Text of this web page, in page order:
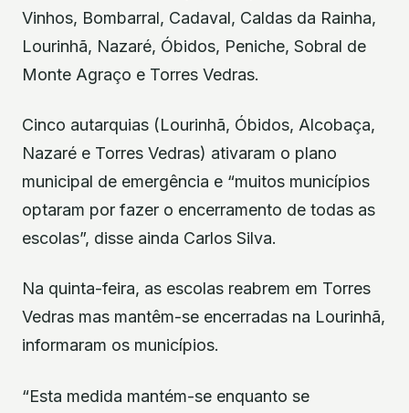
Vinhos, Bombarral, Cadaval, Caldas da Rainha,
Lourinhã, Nazaré, Óbidos, Peniche, Sobral de
Monte Agraço e Torres Vedras.
Cinco autarquias (Lourinhã, Óbidos, Alcobaça,
Nazaré e Torres Vedras) ativaram o plano
municipal de emergência e “muitos municípios
optaram por fazer o encerramento de todas as
escolas”, disse ainda Carlos Silva.
Na quinta-feira, as escolas reabrem em Torres
Vedras mas mantêm-se encerradas na Lourinhã,
informaram os municípios.
“Esta medida mantém-se enquanto se